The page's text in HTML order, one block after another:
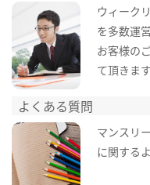
ウィーク
を多数運
お客様の
て頂きます
よくある質問
マンスリ
に関する